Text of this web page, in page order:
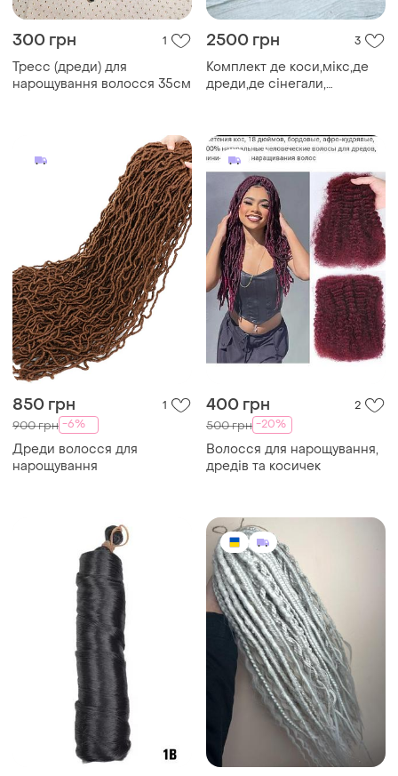
300 грн 1
Тресс (дреди) для
нарощування волосся 35см
2500 грн 3
Комплект де коси,мікс,де
дреди,де сінегали,
850 грн 1
900 грн -6%
Дреди волосся для
нарощування
400 грн 2
500 грн -20%
Волосся для нарощування,
дредів та косичек